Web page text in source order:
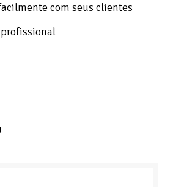
com seus clientes